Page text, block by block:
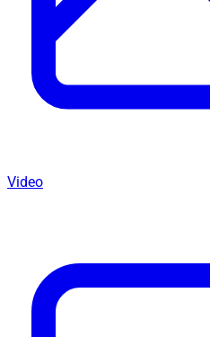
Video